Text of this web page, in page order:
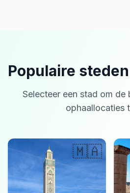
Populaire
Selecteer een stad om de
ophaallocaties
🇲🇦